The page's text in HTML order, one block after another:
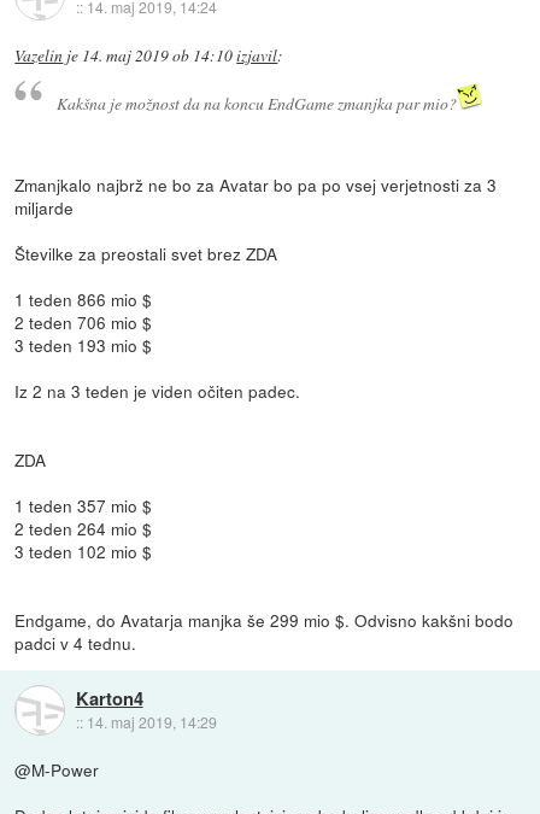
:: 14. maj 2019, 14:24
Vazelin je 14. maj 2019 ob 14:10izjavil:
Kakšna je možnost da na koncu EndGame zmanjka par mio?
Zmanjkalo najbrž ne bo za Avatar bo pa po vsej verjetnosti za 3
miljarde
Številke za preostali svet brez ZDA
1 teden 866 mio $
2 teden 706 mio $
3 teden 193 mio $
Iz 2 na 3 teden je viden očiten padec.
ZDA
1 teden 357 mio $
2 teden 264 mio $
3 teden 102 mio $
Endgame, do Avatarja manjka še 299 mio $. Odvisno kakšni bodo
padci v 4 tednu.
Karton4
:: 14. maj 2019, 14:29
@M-Power